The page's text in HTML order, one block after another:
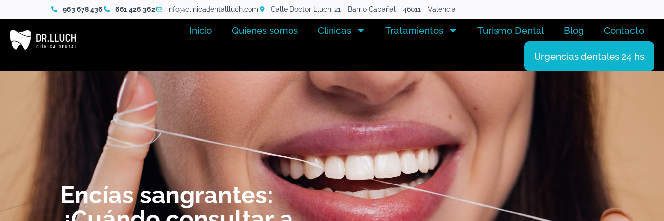
963 678 436 661 426 362 info@clinicadentallluch.com Calle Doctor Lluch, 21 - Barrio Cabañal - 46011 - Valencia
Inicio Quienes somos Clínicas Tratamientos Turismo Dental Blog Contacto
Urgencias dentales 24 hs
Encías sangrantes: